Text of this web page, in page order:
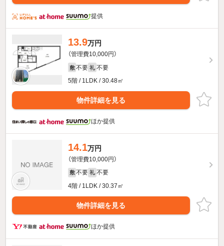
提供
13.9万円
（管理費10,000円）
敷 不要 礼 不要
5階 / 1LDK / 30.48㎡
物件詳細を見る
ほか提供
14.1万円
（管理費10,000円）
敷 不要 礼 不要
4階 / 1LDK / 30.37㎡
物件詳細を見る
ほか提供